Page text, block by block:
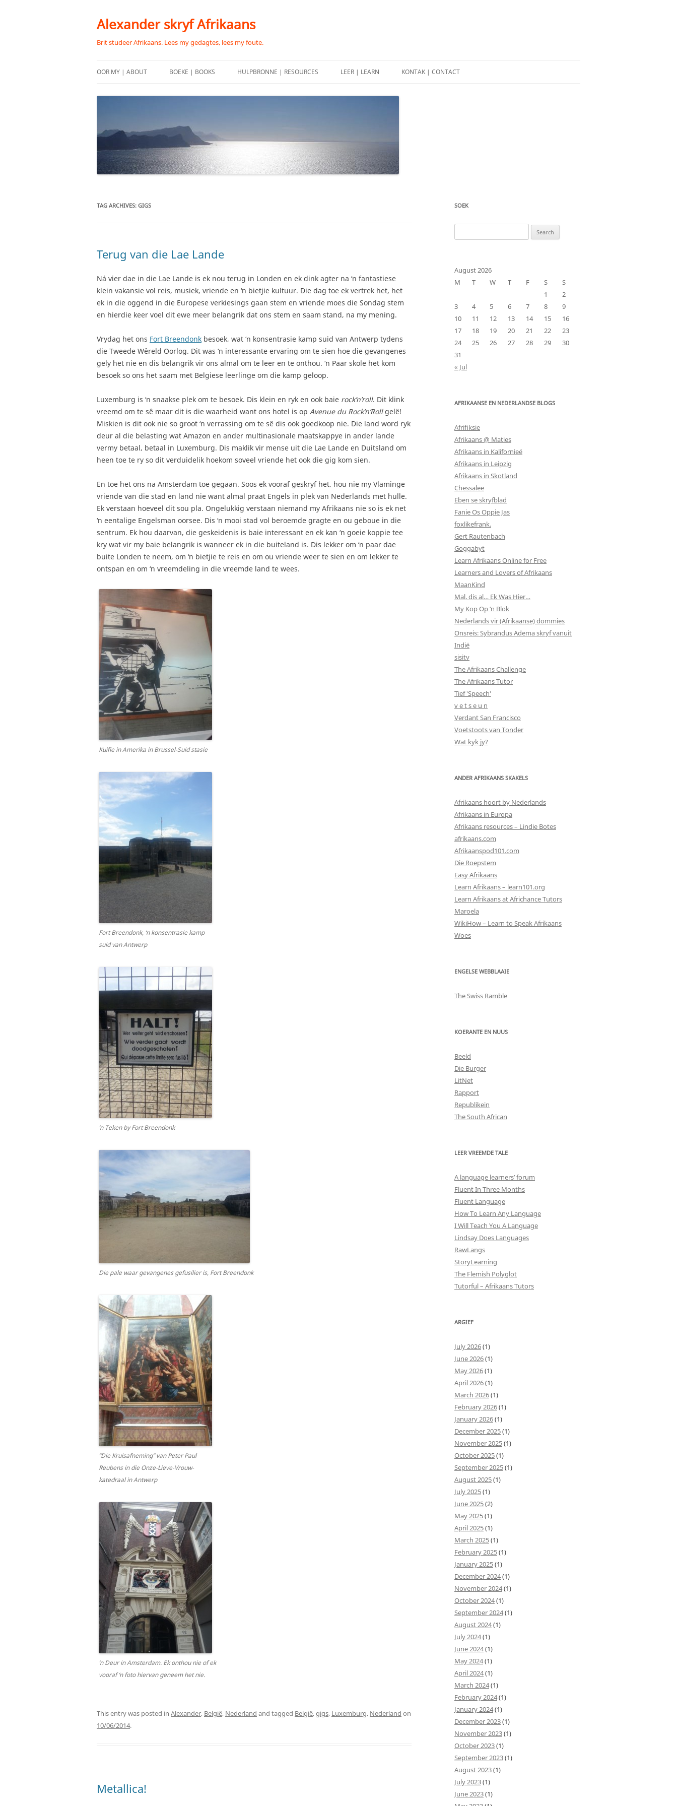
content
Alexander skryf Afrikaans
Brit studeer Afrikaans. Lees my gedagtes, lees my foute.
OOR MY | ABOUT BOEKE | BOOKS HULPBRONNE | RESOURCES LEER | LEARN KONTAK | CONTACT
TAG ARCHIVES: GIGS
Terug van die Lae Lande
Ná vier dae in die Lae Lande is ek nou terug in Londen en ek dink agter na ‘n fantastiese
klein vakansie vol reis, musiek, vriende en ‘n bietjie kultuur. Die dag toe ek vertrek het, het
ek in die oggend in die Europese verkiesings gaan stem en vriende moes die Sondag stem
en hierdie keer voel dit ewe meer belangrik dat ons stem en saam stand, na my mening.
Vrydag het ons Fort Breendonk besoek, wat ‘n konsentrasie kamp suid van Antwerp tydens
die Tweede Wêreld Oorlog. Dit was ‘n interessante ervaring om te sien hoe die gevangenes
gely het nie en dis belangrik vir ons almal om te leer en te onthou. ‘n Paar skole het kom
besoek so ons het saam met Belgiese leerlinge om die kamp geloop.
Luxemburg is ‘n snaakse plek om te besoek. Dis klein en ryk en ook baie rock’n’roll. Dit klink
vreemd om te sê maar dit is die waarheid want ons hotel is op Avenue du Rock’n’Rollgelë!
Miskien is dit ook nie so groot ‘n verrassing om te sê dis ook goedkoop nie. Die land word ryk
deur al die belasting wat Amazon en ander multinasionale maatskappye in ander lande
vermy betaal, betaal in Luxemburg. Dis maklik vir mense uit die Lae Lande en Duitsland om
heen toe te ry so dit verduidelik hoekom soveel vriende het ook die gig kom sien.
En toe het ons na Amsterdam toe gegaan. Soos ek vooraf geskryf het, hou nie my Vlaminge
vriende van die stad en land nie want almal praat Engels in plek van Nederlands met hulle.
Ek verstaan hoeveel dit sou pla. Ongelukkig verstaan niemand my Afrikaans nie so is ek net
‘n eentalige Engelsman oorsee. Dis ‘n mooi stad vol beroemde gragte en ou geboue in die
sentrum. Ek hou daarvan, die geskeidenis is baie interessant en ek kan ‘n goeie koppie tee
kry wat vir my baie belangrik is wanneer ek in die buiteland is. Dis lekker om ‘n paar dae
buite Londen te neem, om ‘n bietjie te reis en om ou vriende weer te sien en om lekker te
ontspan en om ‘n vreemdeling in die vreemde land te wees.
Kuifie in Amerika in Brussel-Suid stasie
Fort Breendonk, ‘n konsentrasie kamp
suid van Antwerp
‘n Teken by Fort Breendonk
Die pale waar gevangenes gefusilier is, Fort Breendonk
“Die Kruisafneming” van Peter Paul
Reubens in die Onze-Lieve-Vrouw-
katedraal in Antwerp
‘n Deur in Amsterdam. Ek onthou nie of ek
vooraf ‘n foto hiervan geneem het nie.
This entry was posted in Alexander, België, Nederland and tagged België,gigs, Luxemburg, Nederland on
10/06/2014.
Metallica!
SOEK
for:
August 2026
M
T W T F S
S
1
2
3
4 5 6 7 8
9
10
11 12 13 14 15
16
17
18 19 20 21 22
23
24
25 26 27 28 29
30
31
« Jul
AFRIKAANSE EN NEDERLANDSE BLOGS
Afrifiksie
Afrikaans @ Maties
Afrikaans in Kalifornieë
Afrikaans in Leipzig
Afrikaans in Skotland
Chessalee
Eben se skryfblad
Fanie Os Oppie Jas
foxlikefrank.
Gert Rautenbach
Goggabyt
Learn Afrikaans Online for Free
Learners and Lovers of Afrikaans
MaanKind
Mal, dis al… Ek Was Hier…
My Kop Op ‘n Blok
Nederlands vir (Afrikaanse) dommies
Onsreis: Sybrandus Adema skryf vanuit
Indië
sisitv
The Afrikaans Challenge
The Afrikaans Tutor
Tief 'Speech'
v e t s e u n
Verdant San Francisco
Voetstoots van Tonder
Wat kyk jy?
ANDER AFRIKAANS SKAKELS
Afrikaans hoort by Nederlands
Afrikaans in Europa
Afrikaans resources – Lindie Botes
afrikaans.com
Afrikaanspod101.com
Die Roepstem
Easy Afrikaans
Learn Afrikaans – learn101.org
Learn Afrikaans at Africhance Tutors
Maroela
WikiHow – Learn to Speak Afrikaans
Woes
ENGELSE WEBBLAAIE
The Swiss Ramble
KOERANTE EN NUUS
Beeld
Die Burger
LitNet
Rapport
Republikein
The South African
LEER VREEMDE TALE
A language learners’ forum
Fluent In Three Months
Fluent Language
How To Learn Any Language
I Will Teach You A Language
Lindsay Does Languages
RawLangs
StoryLearning
The Flemish Polyglot
Tutorful – Afrikaans Tutors
ARGIEF
July 2026(1)
June 2026(1)
May 2026(1)
April 2026(1)
March 2026(1)
February 2026(1)
January 2026(1)
December 2025(1)
November 2025(1)
October 2025(1)
September 2025(1)
August 2025(1)
July 2025(1)
June 2025(2)
May 2025(1)
April 2025(1)
March 2025(1)
February 2025(1)
January 2025(1)
December 2024(1)
November 2024(1)
October 2024(1)
September 2024(1)
August 2024(1)
July 2024(1)
June 2024(1)
May 2024(1)
April 2024(1)
March 2024(1)
February 2024(1)
January 2024(1)
December 2023(1)
November 2023(1)
October 2023(1)
September 2023(1)
August 2023(1)
July 2023(1)
June 2023(1)